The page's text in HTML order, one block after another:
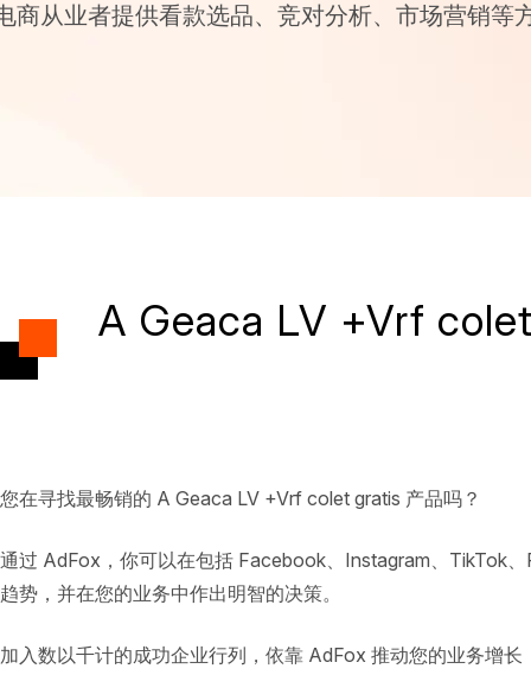
商从业者提供看款选品、竞对分析、市场营销等
A Geaca LV +Vrf
您在寻找最畅销的 A Geaca LV +Vrf colet gratis 产品吗？
通过 AdFox，你可以在包括 Facebook、Instagram、TikTok
趋势，并在您的业务中作出明智的决策。
加入数以千计的成功企业行列，依靠 AdFox 推动您的业务增